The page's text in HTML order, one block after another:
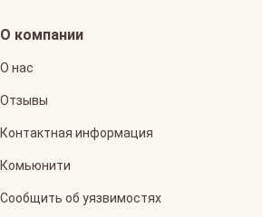
О компании
О нас
Отзывы
Контактная информация
Комьюнити
Сообщить об уязвимостях